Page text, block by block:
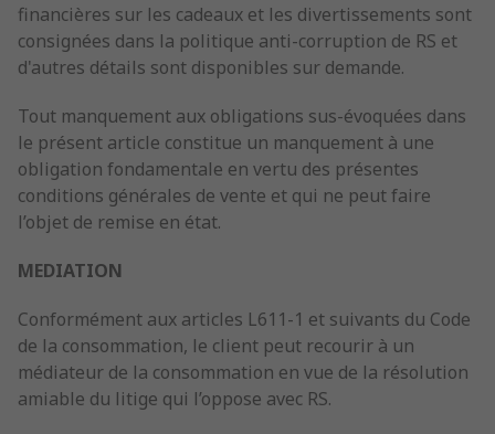
financières sur les cadeaux et les divertissements sont
consignées dans la politique anti-corruption de RS et
d'autres détails sont disponibles sur demande.
Tout manquement aux obligations sus-évoquées dans
le présent article constitue un manquement à une
obligation fondamentale en vertu des présentes
conditions générales de vente et qui ne peut faire
l’objet de remise en état.
MEDIATION
Conformément aux articles L611-1 et suivants du Code
de la consommation, le client peut recourir à un
médiateur de la consommation en vue de la résolution
amiable du litige qui l’oppose avec RS.